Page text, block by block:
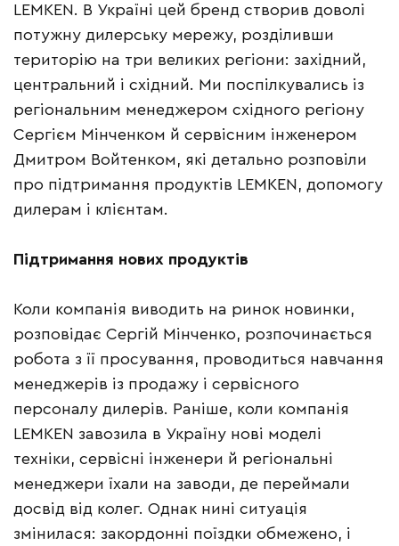
LEMKEN. В Україні цей бренд створив доволі
потужну дилерську мережу, розділивши
територію на три великих регіони: західний,
центральний і східний. Ми поспілкувались із
регіональним менеджером східного регіону
Сергієм Мінченком й сервісним інженером
Дмитром Войтенком, які детально розповіли
про підтримання продуктів LEMKEN, допомогу
дилерам і клієнтам.
Підтримання нових продуктів
Коли компанія виводить на ринок новинки,
розповідає Сергій Мінченко, розпочинається
робота з її просування, проводиться навчання
менеджерів із продажу і сервісного
персоналу дилерів. Раніше, коли компанія
LEMKEN завозила в Україну нові моделі
техніки, сервісні інженери й регіональні
менеджери їхали на заводи, де переймали
досвід від колег. Однак нині ситуація
змінилася: закордонні поїздки обмежено, і